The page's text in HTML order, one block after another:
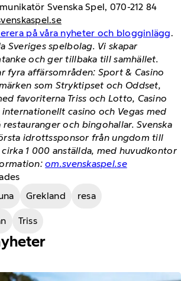
Svenska Spel, 070-212 84
på våra nyheter och blogginlägg.
Sveriges spelbolag. Vi skapar
och ger tillbaka till samhället.
fyra affärsområden: Sport & Casino
som Stryktipset och Oddset,
favoriterna Triss och Lotto, Casino
casino och Vegas med
och bingohallar. Svenska
idrottssponsor från ungdom till
1 000 anställda, med huvudkontor
om.svenskaspel.se
Grekland resa
Triss